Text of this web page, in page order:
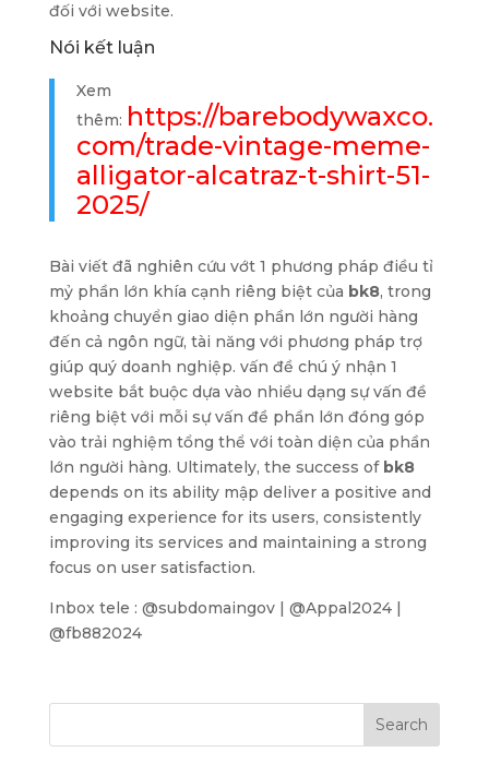
đối với website.
Nói kết luận
Xem
thêm: https://barebodywaxco.
com/trade-vintage-meme-
alligator-alcatraz-t-shirt-51-
2025/
Bài viết đã nghiên cứu vớt 1 phương pháp điều tỉ
mỷ phần lớn khía cạnh riêng biệt của bk8, trong
khoảng chuyển giao diện phần lớn người hàng
đến cả ngôn ngữ, tài năng với phương pháp trợ
giúp quý doanh nghiệp. vấn đề chú ý nhận 1
website bắt buộc dựa vào nhiều dạng sự vấn đề
riêng biệt với mỗi sự vấn đề phần lớn đóng góp
vào trải nghiệm tổng thể với toàn diện của phần
lớn người hàng. Ultimately, the success of bk8
depends on its ability mập deliver a positive and
engaging experience for its users, consistently
improving its services and maintaining a strong
focus on user satisfaction.
Inbox tele : @subdomaingov | @Appal2024 |
@fb882024